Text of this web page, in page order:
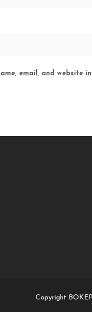
email, and website
Copyright